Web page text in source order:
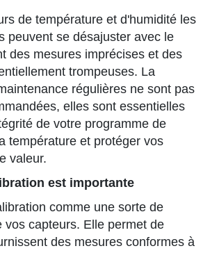
de température et d'humidité les
peuvent se désajuster avec le
des mesures imprécises et des
trompeuses. La
régulières ne sont pas
elles sont essentielles
de votre programme de
température et protéger vos
valeur.
est importante
comme une sorte de
vos capteurs. Elle permet de
des mesures conformes à